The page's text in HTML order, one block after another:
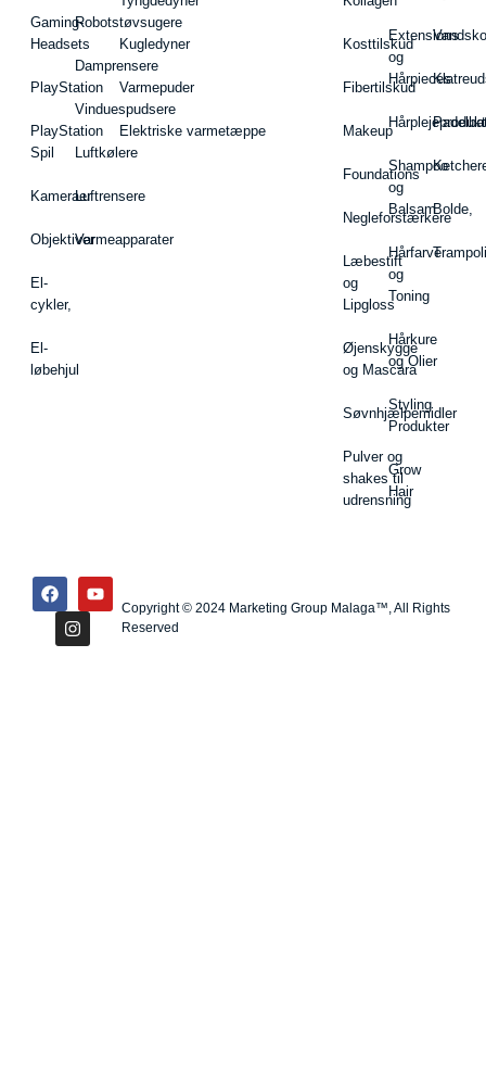
Gaming-
Headsets
PlayStation
PlayStation
Spil
Kameraer
Objektiver
El-
cykler,
El-
løbehjul
Robotstøvsugere
Damprensere
Vinduespudsere
Luftkølere
Luftrensere
Varmeapparater
Kugledyner
Varmepuder
Elektriske varmetæppe
Kosttilskud
Fibertilskud
Makeup
Foundations
Negleforstærkere
Læbestift
og
Lipgloss
Øjenskygge
og Mascara
Søvnhjælpemidler
Pulver og
shakes til
udrensning
Extensions
og
Hårpieces
Shampoo
og
Balsam
Hårfarve
og
Toning
Hårkure
og Olier
Styling
Produkter
Grow
Hair
Vandsko
Bolde,
Copyright © 2024 Marketing Group Malaga™, All Rights
Reserved